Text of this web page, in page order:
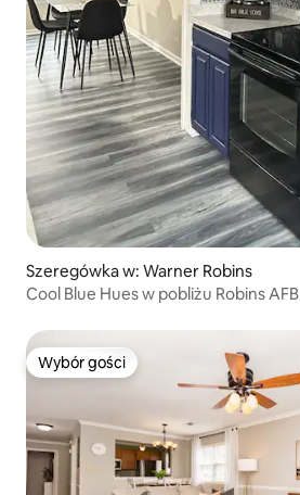
Szeregówka w: Warner Robins
Cool Blue Hues w pobliżu Robins AFB
Wybór gości
Wybór gości